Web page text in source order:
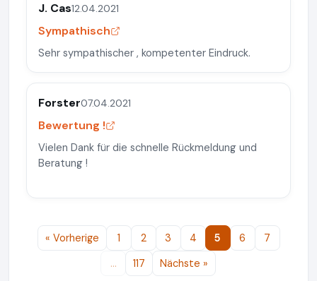
J. Cas12.04.2021
Sympathisch
Sehr sympathischer , kompetenter Eindruck.
Forster07.04.2021
Bewertung !
Vielen Dank für die schnelle Rückmeldung und
Beratung !
« Vorherige 1 2 3 4 5 6
7
…
117 Nächste »